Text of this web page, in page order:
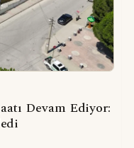
Devam Ediyor: